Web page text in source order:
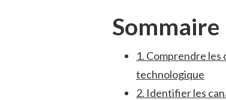
Sommaire
1. Comprendre
technologique
2. Identifier les